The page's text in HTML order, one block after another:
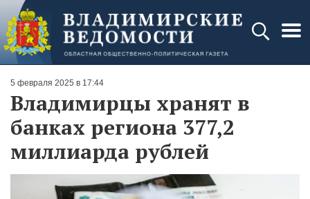
5 февраля 2025 в 17:44
Владимирцы хранят в
банках региона 377,2
миллиарда рублей